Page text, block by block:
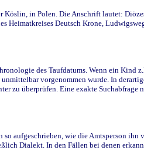
in Polen. Die Anschrift lautet:
Deutsch Krone,
des Taufdatums. Wenn ein
vorgenommen wurde. In
zu überprüfen. Eine exakte
wie die Amtsperson ihn
Dialekt. In den Fällen bei denen